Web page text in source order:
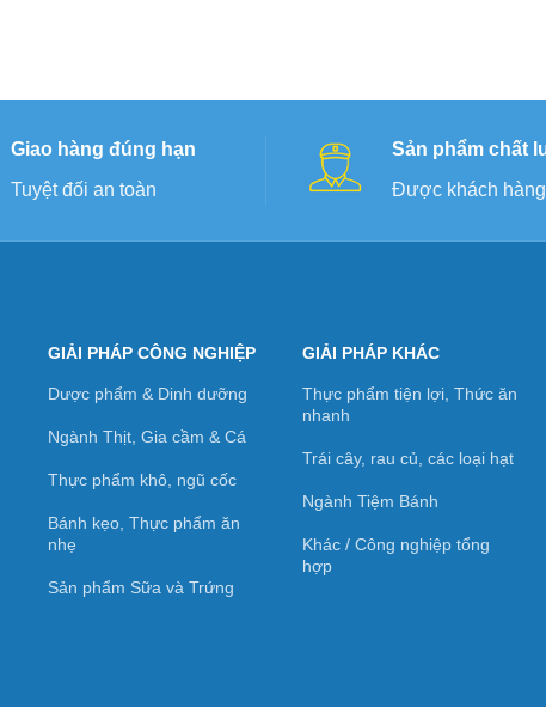
Giao hàng đúng hạn
Tuyệt đối an toàn
Sản phẩm chất
Được khách
GIẢI PHÁP CÔNG NGHIỆP
Dược phẩm & Dinh dưỡng
Ngành Thịt, Gia cầm & Cá
Thực phẩm khô, ngũ cốc
Bánh kẹo, Thực phẩm ăn
nhẹ
Sản phẩm Sữa và Trứng
GIẢI PHÁP KHÁC
Thực phẩm tiện lợi, Thức ăn
nhanh
Trái cây, rau củ, các loại hạt
Ngành Tiệm Bánh
Khác / Công nghiệp tổng
hợp